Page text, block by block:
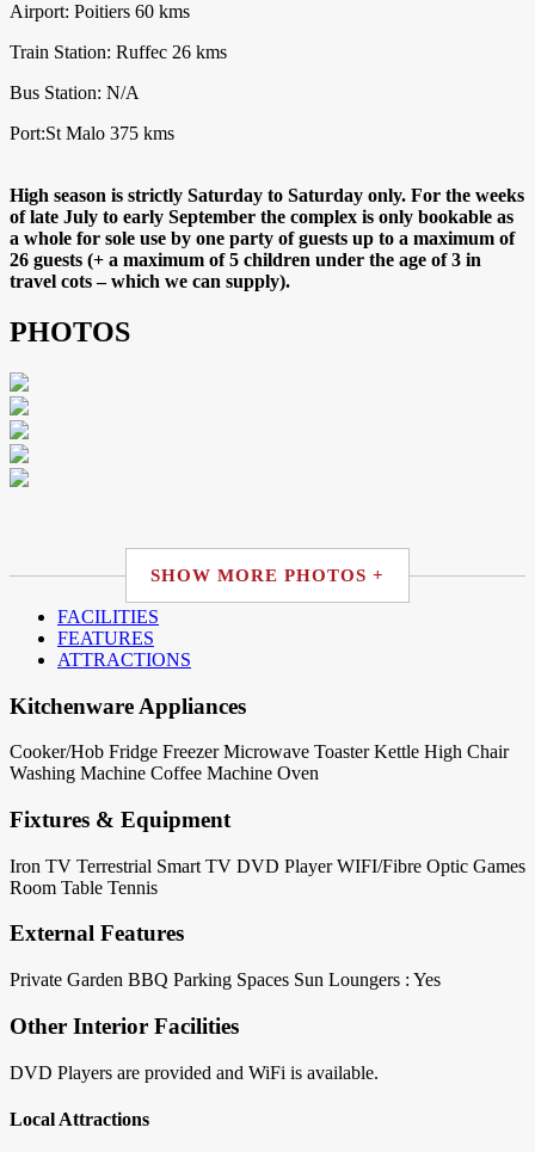
Airport: Poitiers 60 kms
Train Station: Ruffec 26 kms
Bus Station: N/A
Port:St Malo 375 kms
High season is strictly Saturday to Saturday only. For the weeks
of late July to early September the complex is only bookable as
a whole for sole use by one party of guests up to a maximum of
26 guests (+ a maximum of 5 children under the age of 3 in
travel cots – which we can supply).
PHOTOS
SHOW MORE PHOTOS +
FACILITIES
FEATURES
ATTRACTIONS
Kitchenware Appliances
Cooker/Hob Fridge Freezer Microwave Toaster Kettle High Chair
Washing Machine Coffee Machine Oven
Fixtures & Equipment
Iron TV Terrestrial Smart TV DVD Player WIFI/Fibre Optic Games
Room Table Tennis
External Features
Private Garden BBQ Parking Spaces Sun Loungers : Yes
Other Interior Facilities
DVD Players are provided and WiFi is available.
Local Attractions